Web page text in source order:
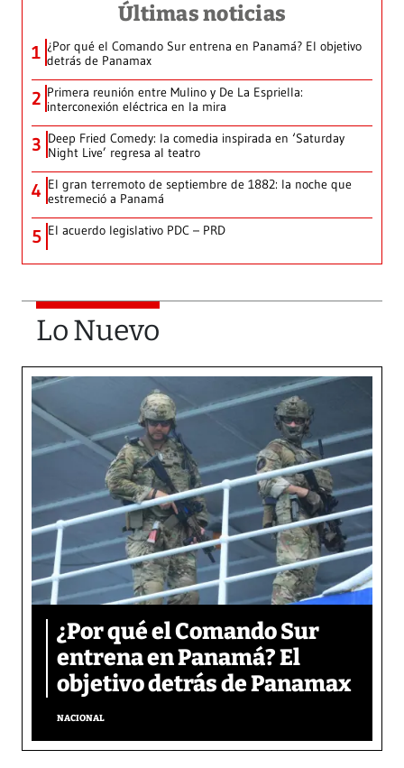
Últimas noticias
1 ¿Por qué el Comando Sur entrena en Panamá? El objetivo
detrás de Panamax
2 Primera reunión entre Mulino y De La Espriella:
interconexión eléctrica en la mira
3 Deep Fried Comedy: la comedia inspirada en ‘Saturday
Night Live’ regresa al teatro
4 El gran terremoto de septiembre de 1882: la noche que
estremeció a Panamá
5 El acuerdo legislativo PDC – PRD
Lo Nuevo
¿Por qué el Comando Sur
entrena en Panamá? El
objetivo detrás de Panamax
NACIONAL